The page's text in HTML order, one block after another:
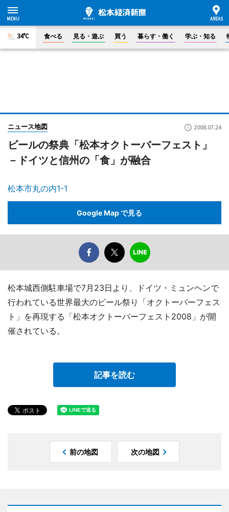
34°C 食べる 見る・遊ぶ 買う 暮らす・働く 学ぶ・知る
ニュース地図 2008.07.24
ビールの祭典「松本オクトーバーフェスト」
－ドイツと信州の「食」が融合
松本市丸の内1-1
Google Map で見る
松本城西側駐車場で7月23日より、ドイツ・ミュンヘンで
行われている世界最大のビール祭り「オクトーバーフェス
ト」を再現する「松本オクトーバーフェスト2008」が開
催されている。
記事を読む
前の地図 次の地図